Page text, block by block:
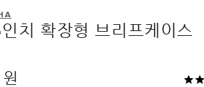
치 확장형 브리프케이스